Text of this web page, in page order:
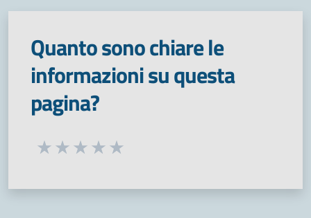
Quanto sono chiare le
informazioni su questa
pagina?
Seleziona una valutazione da 1 a 5 stelle